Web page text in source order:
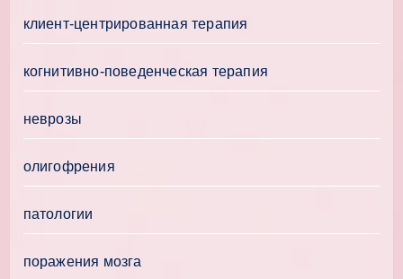
клиент-центрированная терапия
когнитивно-поведенческая терапия
неврозы
олигофрения
патологии
поражения мозга